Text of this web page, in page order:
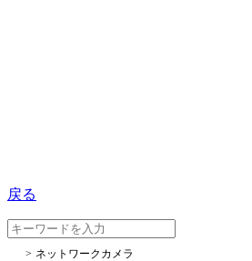
戻る
ネットワークカメラ